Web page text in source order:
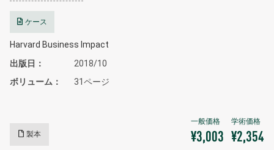
ケース
Harvard Business Impact
出版日
2018/10
ボリューム
31ページ
製本 ¥3,003 ¥2,354